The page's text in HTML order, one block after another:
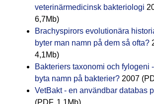
veterinärmedicinsk bakteriologi
6,7Mb)
Brachyspirors evolutionära
byter man namn på dem så ofta?
4,1Mb)
Bakteriers taxonomi och fylogeni
byta namn på bakterier? 2007
VetBakt - en användbar databas
(PDF, 1,1Mb)